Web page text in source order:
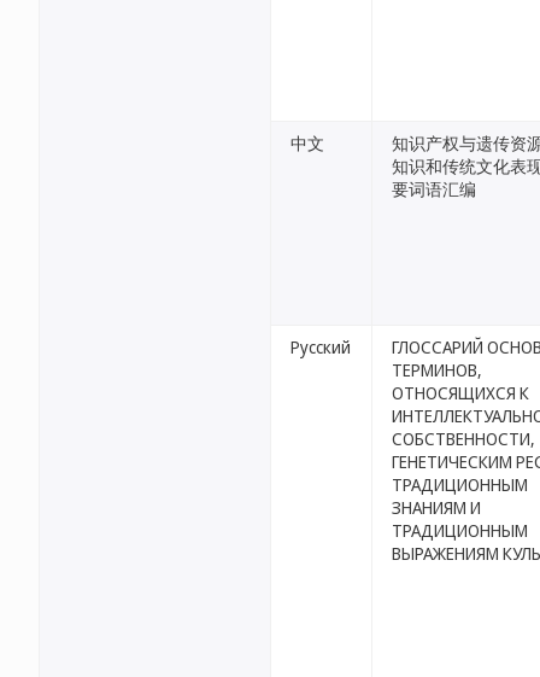
中文
知识产权与遗传资
知识和传统文化表
要词语汇编
Русский
ГЛОССАРИЙ
ТЕРМИНОВ,
ОТНОСЯЩИХСЯ К
СОБСТВЕННОСТИ,
ГЕНЕТИЧЕСКИМ
ТРАДИЦИОННЫМ
ЗНАНИЯМ И
ТРАДИЦИОННЫМ
ВЫРАЖЕНИЯМ